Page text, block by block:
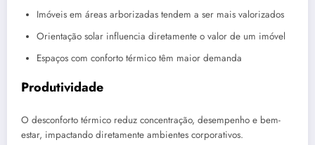
Imóveis em áreas arborizadas tendem a ser mais valorizados
Orientação solar influencia diretamente o valor de um imóvel
Espaços com conforto térmico têm maior demanda
Produtividade
O desconforto térmico reduz concentração, desempenho e bem-
estar, impactando diretamente ambientes corporativos.